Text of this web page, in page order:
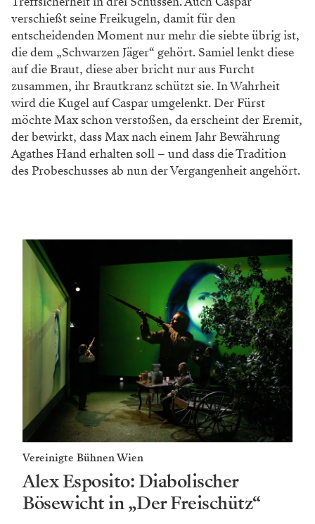
verschießt seine Freikugeln, damit für den
entscheidenden Moment nur mehr die siebte übrig ist,
die dem „Schwarzen Jäger“ gehört. Samiel lenkt diese
auf die Braut, diese aber bricht nur aus Furcht
zusammen, ihr Brautkranz schützt sie. In Wahrheit
wird die Kugel auf Caspar umgelenkt. Der Fürst
möchte Max schon verstoßen, da erscheint der Eremit,
der bewirkt, dass Max nach einem Jahr Bewährung
Agathes Hand erhalten soll – und dass die Tradition
des Probeschusses ab nun der Vergangenheit angehört.
Vereinigte Bühnen Wien
Alex Esposito: Diabolischer
Bösewicht in „Der Freischütz“